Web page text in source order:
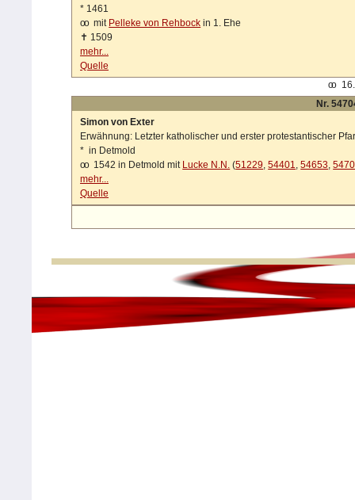
* 1461
oo mit Pelleke von Rehbock in 1. Ehe
✝ 1509
mehr...
Quelle
oo
Nr.
Simon von Exter
Erwähnung: Letzter katholischer und erster protestantischer
* in Detmold
oo
1542 in Detmold mit Lucke N.N. (51229,54401,54653,
mehr...
Quelle